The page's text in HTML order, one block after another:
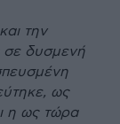
την
σε δυσµενή
ως
η ως τώρα